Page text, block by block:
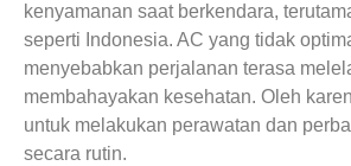
kenyamanan saat berkendara,
seperti Indonesia. AC yang tidak
menyebabkan perjalanan terasa
membahayakan kesehatan. Oleh
untuk melakukan perawatan dan
secara rutin.